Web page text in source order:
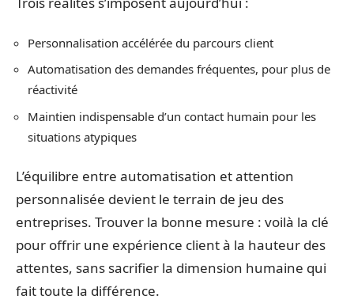
Personnalisation accélérée du parcours client
Automatisation des demandes fréquentes, pour plus de
réactivité
Maintien indispensable d’un contact humain pour les
situations atypiques
L’équilibre entre automatisation et attention
personnalisée devient le terrain de jeu des
entreprises. Trouver la bonne mesure : voilà la clé
pour offrir une expérience client à la hauteur des
attentes, sans sacrifier la dimension humaine qui
fait toute la différence.